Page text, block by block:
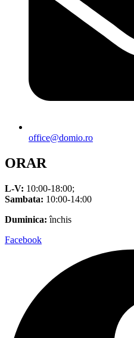
office@domio.ro
ORAR
L-V: 10:00-18:00;
Sambata: 10:00-14:00
Duminica: închis
Facebook